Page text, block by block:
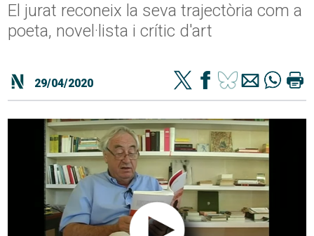
El jurat reconeix la seva trajectòria com a
poeta, novel·lista i crític d'art
29/04/2020